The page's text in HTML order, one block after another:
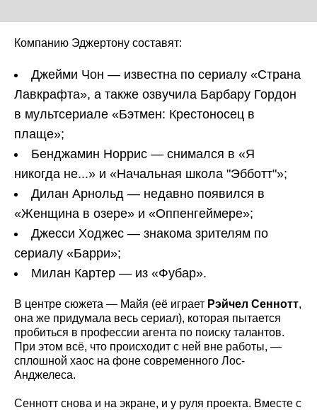
Компанию Эджертону составят:
Джейми Чон — известна по сериалу «Страна
Лавкрафта», а также озвучила Барбару Гордон
в мультсериале «Бэтмен: Крестоносец в
плаще»;
Бенджамин Норрис — снимался в «Я
никогда не...» и «Начальная школа "Эбботт"»;
Дилан Арнольд — недавно появился в
«Женщина в озере» и «Оппенгеймере»;
Джесси Ходжес — знакома зрителям по
сериалу «Барри»;
Милан Картер — из «Фубар».
В центре сюжета — Майя (её играет Рэйчел Сеннотт,
она же придумала весь сериал), которая пытается
пробиться в профессии агента по поиску талантов.
При этом всё, что происходит с ней вне работы, —
сплошной хаос на фоне современного Лос-
Анджелеса.
Сеннотт снова и на экране, и у руля проекта. Вместе с